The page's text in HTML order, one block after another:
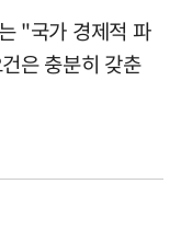
"국가 경제적 파
은 충분히 갖춘